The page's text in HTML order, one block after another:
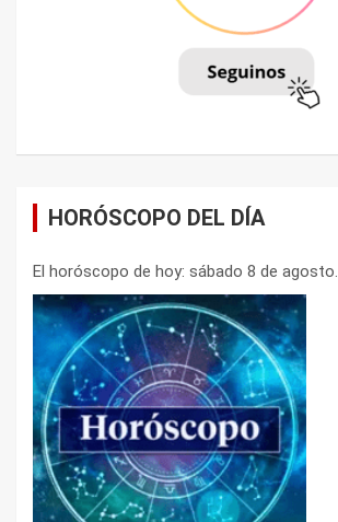
HORÓSCOPO DEL DÍA
El horóscopo de hoy: sábado 8 de agosto.